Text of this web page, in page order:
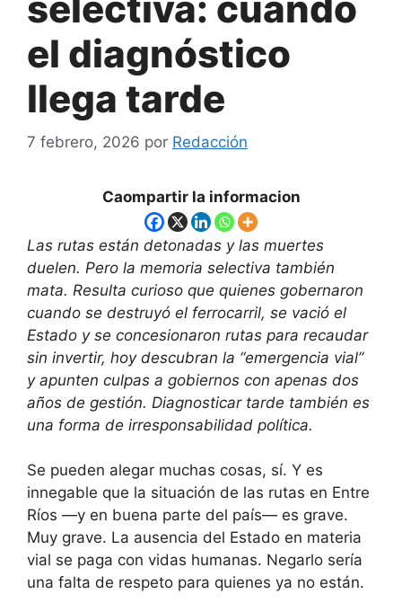
el diagnóstico
llega tarde
7 febrero, 2026 por Redacción
Caompartir la informacion
Las rutas están detonadas y las muertes
duelen. Pero la memoria selectiva también
mata. Resulta curioso que quienes gobernaron
cuando se destruyó el ferrocarril, se vació el
Estado y se concesionaron rutas para recaudar
sin invertir, hoy descubran la “emergencia vial”
y apunten culpas a gobiernos con apenas dos
años de gestión. Diagnosticar tarde también es
una forma de irresponsabilidad política.
Se pueden alegar muchas cosas, sí. Y es
innegable que la situación de las rutas en Entre
Ríos —y en buena parte del país— es grave.
Muy grave. La ausencia del Estado en materia
vial se paga con vidas humanas. Negarlo sería
una falta de respeto para quienes ya no están.